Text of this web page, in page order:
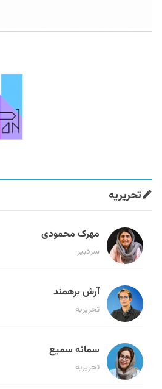
تحریریه
مهرک محمودی
سردبیر
آرش برهمند
تحریریه
سمانه سمیع
تحریریه